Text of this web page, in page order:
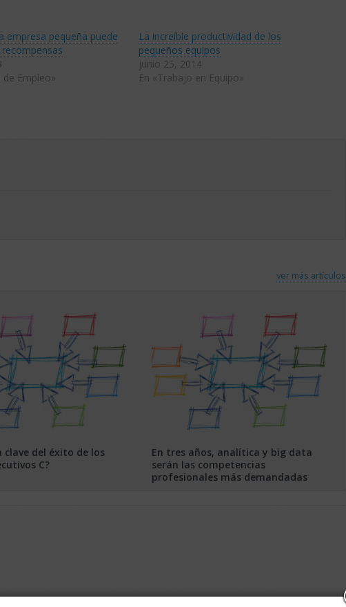
empresa pequeña puede
de Empleo»
La increíble productividad de los
pequeños equipos
junio 25, 2014
En «Trabajo en Equipo»
ver más artículos
clave del éxito de los
C?
En tres años, analítica y big data
serán las competencias
profesionales más demandadas